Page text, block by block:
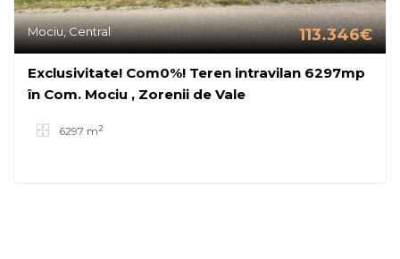
Mociu, Central 113.346€
Exclusivitate! Com0%! Teren intravilan 6297mp
în Com. Mociu , Zorenii de Vale
6297 m2